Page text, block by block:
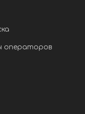
операторов